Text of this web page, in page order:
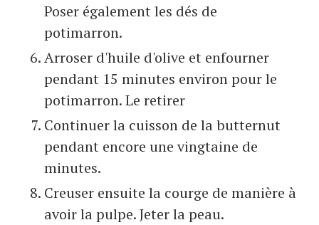
Poser également les dés de
potimarron.
Arroser d'huile d'olive et enfourner
pendant 15 minutes environ pour le
potimarron. Le retirer
Continuer la cuisson de la butternut
pendant encore une vingtaine de
minutes.
Creuser ensuite la courge de manière à
avoir la pulpe. Jeter la peau.